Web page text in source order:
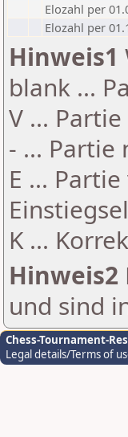
Elozahl per
Elozahl per
Hinweis1
blank ...
V ...
- ... Partie
E ...
K ...
Hinweis2
und sind
Chess-Tournament-
Legal details/Terms of